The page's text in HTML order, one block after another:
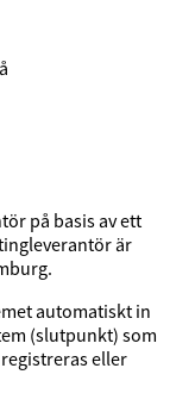
på basis av ett
är
automatiskt in
(slutpunkt) som
eller